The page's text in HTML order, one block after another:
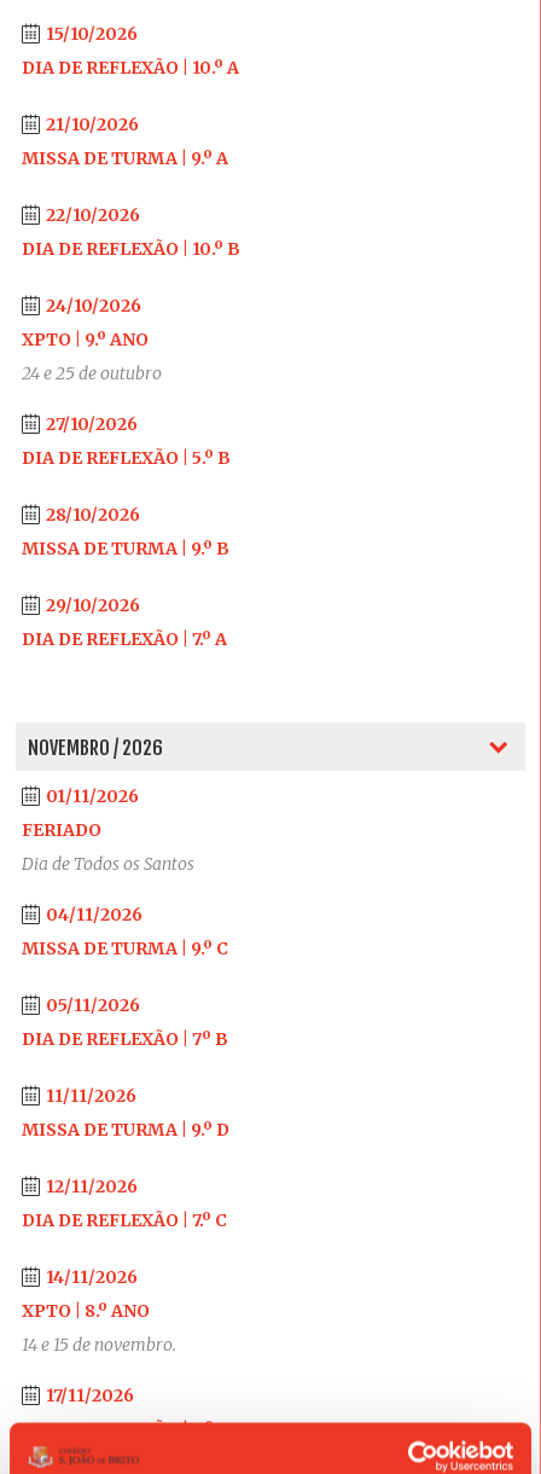
15/10/2026
DIA DE REFLEXÃO | 10.º A
21/10/2026
MISSA DE TURMA | 9.º A
22/10/2026
DIA DE REFLEXÃO | 10.º B
24/10/2026
XPTO | 9.º ANO
24 e 25 de outubro
27/10/2026
DIA DE REFLEXÃO | 5.º B
28/10/2026
MISSA DE TURMA | 9.º B
29/10/2026
DIA DE REFLEXÃO | 7.º A
NOVEMBRO / 2026
01/11/2026
FERIADO
Dia de Todos os Santos
04/11/2026
MISSA DE TURMA | 9.º C
05/11/2026
DIA DE REFLEXÃO | 7º B
11/11/2026
MISSA DE TURMA | 9.º D
12/11/2026
DIA DE REFLEXÃO | 7.º C
14/11/2026
XPTO | 8.º ANO
14 e 15 de novembro.
17/11/2026
DIA DE REFLEXÃO | 5.º C